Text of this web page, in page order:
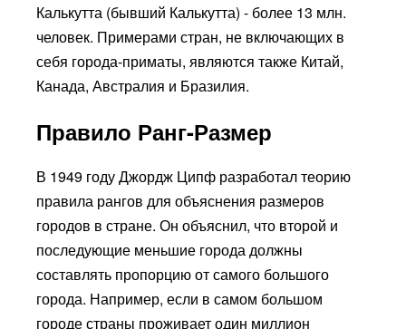
Калькутта (бывший Калькутта) - более 13 млн.
человек. Примерами стран, не включающих в
себя города-приматы, являются также Китай,
Канада, Австралия и Бразилия.
Правило Ранг-Размер
В 1949 году Джордж Ципф разработал теорию
правила рангов для объяснения размеров
городов в стране. Он объяснил, что второй и
последующие меньшие города должны
составлять пропорцию от самого большого
города. Например, если в самом большом
городе страны проживает один миллион